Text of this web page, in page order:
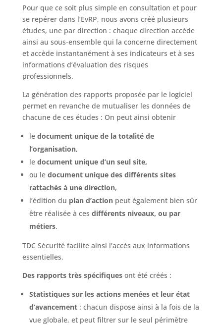
Pour que ce soit plus simple en consultation et pour
se repérer dans l’EvRP, nous avons créé plusieurs
études, une par direction : chaque direction accède
ainsi au sous-ensemble qui la concerne directement
et accède instantanément à ses indicateurs et à ses
informations d’évaluation des risques
professionnels.
La génération des rapports proposée par le logiciel
permet en revanche de mutualiser les données de
chacune de ces études : On peut ainsi obtenir
le document unique de la totalité de
l’organisation,
le document unique d’un seul site,
ou le document unique des différents sites
rattachés à une direction,
l’édition du plan d’actionpeut également bien sûr
être réalisée à ces différents niveaux, ou par
métiers.
TDC Sécurité facilite ainsi l’accès aux informations
essentielles.
Des rapports très spécifiquesont été créés :
Statistiques sur les actions menées et leur état
d’avancement: chacun dispose ainsi à la fois de la
vue globale, et peut filtrer sur le seul périmètre